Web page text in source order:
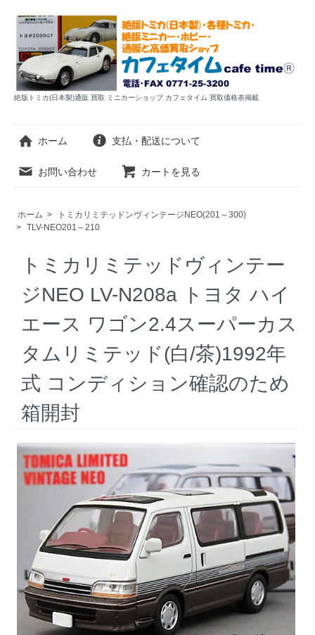
絶版トミカ(日本製)通販 買取 ミニカーショップ カフェタイム 買取価格表掲載
ホーム 支払・配送について
お問い合わせ カートを見る
ホーム >
トミカリミテッドンヴィンテージNEO(201～300)
> TLV-NEO201～210
トミカリミテッドヴィンテー
ジNEO LV-N208a トヨタ ハイ
エース ワゴン2.4スーパーカス
タムリミテッド(白/茶)1992年
式 コンディション確認のため
箱開封